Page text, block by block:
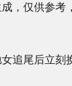
，仅供参考
尾后立刻